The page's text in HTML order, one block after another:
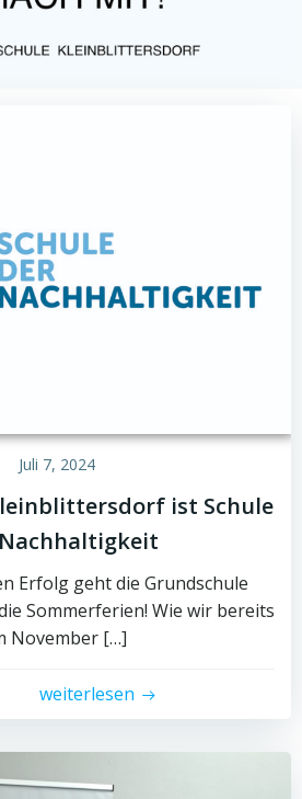
Juli 7, 2024
ist Schule
Erfolg geht die Grundschule
Sommerferien! Wie wir bereits
November […]
weiterlesen